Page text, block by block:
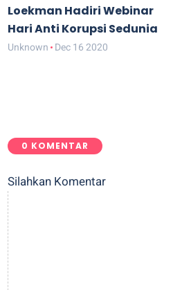
Loekman Hadiri Webinar
Hari Anti Korupsi Sedunia
Unknown Dec 16 2020
0 KOMENTAR
Silahkan Komentar